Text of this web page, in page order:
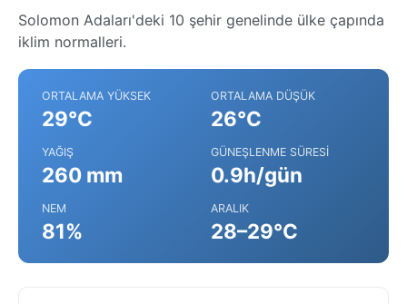
Solomon Adaları'deki 10 şehir genelinde ülke çapında
iklim normalleri.
ORTALAMA YÜKSEK
29°C
ORTALAMA DÜŞÜK
26°C
YAĞIŞ
260 mm
GÜNEŞLENME SÜRESI
0.9h/gün
NEM
81%
ARALIK
28–29°C